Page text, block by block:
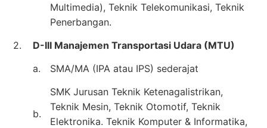
Multimedia), Teknik Telekomunikasi, Teknik
Penerbangan.
2.
D-III Manajemen Transportasi Udara (MTU)
a.
SMA/MA (IPA atau IPS) sederajat
b.
SMK Jurusan Teknik Ketenagalistrikan,
Teknik Mesin, Teknik Otomotif, Teknik
Elektronika. Teknik Komputer & Informatika,